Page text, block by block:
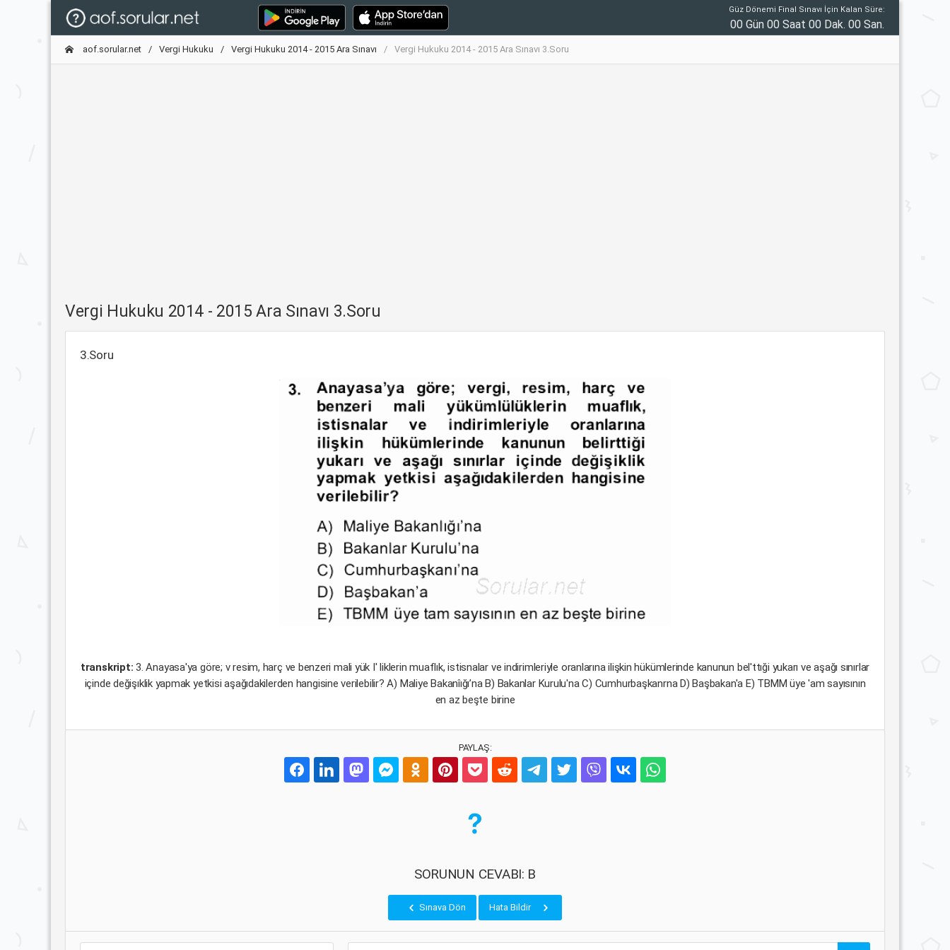
Güz Dönemi Final Sınavı İçin Kalan Süre:
00 Gün 00 Saat 00 Dak. 00 San.
aof.sorular.net Vergi Hukuku Vergi Hukuku 2014 - 2015 Ara Sınavı Vergi Hukuku 2014 - 2015 Ara Sınavı 3.Soru
Vergi Hukuku 2014 - 2015 Ara Sınavı 3.Soru
3.Soru
transkript:3. Anayasa'ya göre; v resim, harç ve benzeri mali yük I' liklerin muaflık, istisnalar ve indirimleriyle oranlarına ilişkin hükümlerinde kanunun bel'ttıği yukarı ve aşağı sınırlar
içinde değişıklik yapmak yetkisi aşağıdakilerden hangisine verilebilir? A) Maliye Bakanîığı’na B) Bakanlar Kurulu'na C) Cumhurbaşkanrna D) Başbakan'a E) TBMM üye 'am sayısının
en az beşte birine
PAYLAŞ:
SORUNUN CEVABI: B
Sınava Dön Hata Bildir